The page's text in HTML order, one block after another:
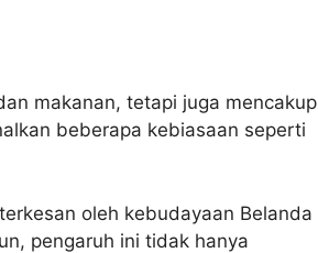
makanan, tetapi juga mencakup
beberapa kebiasaan seperti
oleh kebudayaan Belanda
pengaruh ini tidak hanya